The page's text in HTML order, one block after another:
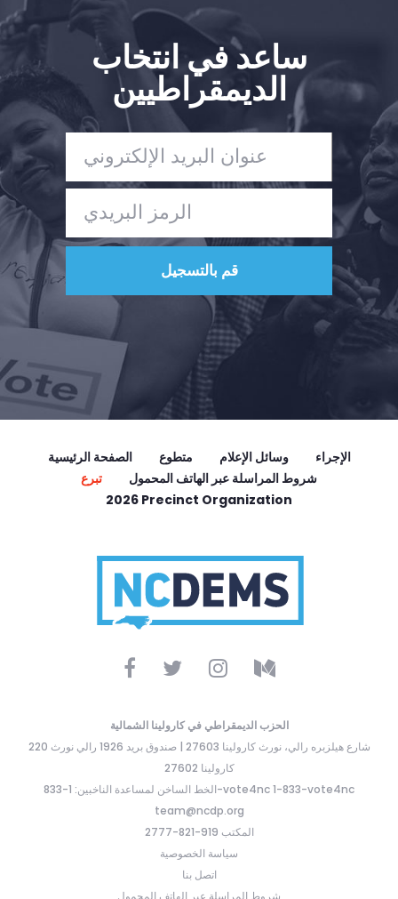
العمل معنا
الصحافة
حفلتك
الإجراء
Vote
تبرع
ساعد في انتخاب
الديمقراطيين
الصفحة الرئيسية متطوع وسائل الإعلام
الإجراء
تبرع
شروط المراسلة عبر الهاتف المحمول
2026 Precinct Organization
الحزب الديمقراطي في كارولينا الشمالية
220 شارع هيلزبره رالي، نورث كارولينا 27603 | صندوق بريد 1926 رالي نورث
كارولينا 27602
الخط الساخن لمساعدة الناخبين: 1-833-vote4nc 1-833-vote4nc
team@ncdp.org
المكتب 919-821-2777
سياسة الخصوصية
اتصل بنا
شروط المراسلة عبر الهاتف المحمول